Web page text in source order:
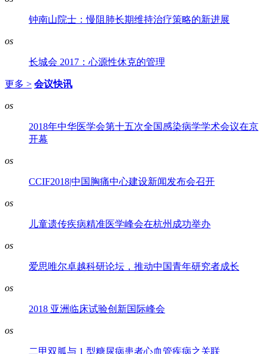
钟南山院士：慢阻肺长期维持治疗策略的新进展
os
长城会 2017：心源性休克的管理
更多 > 会议快讯
os
2018年中华医学会第十五次全国感染病学学术会议在京
开幕
os
CCIF2018|中国胸痛中心建设新闻发布会召开
os
儿童遗传疾病精准医学峰会在杭州成功举办
os
爱思唯尔卓越科研论坛，推动中国青年研究者成长
os
2018 亚洲临床试验创新国际峰会
os
二甲双胍与 1 型糖尿病患者心血管疾病之关联